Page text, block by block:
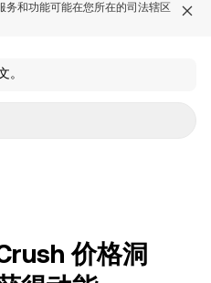
务和功能可能在您所在的司法辖区
。
价格洞